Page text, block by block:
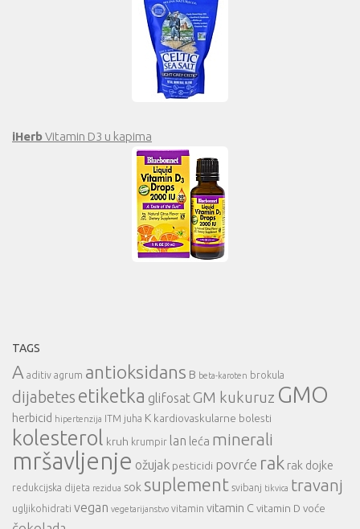
iHerbVitamin D3 u kapima
TAGS
A aditiv agrum antioksidans B beta-karoten brokula
dijabetes etiketka glifosatGM kukuruz GMO
herbicid hipertenzija ITM juha K kardiovaskularne bolesti
kolesterol kruh krumpir lan leća minerali
mršavljenje ožujak pesticidi povrće rak rak dojke
redukcijska dijeta rezidua sok suplement svibanj tikvica travanj
ugljikohidrati vegan vegetarijanstvo vitamin vitamin Cvitamin D voće